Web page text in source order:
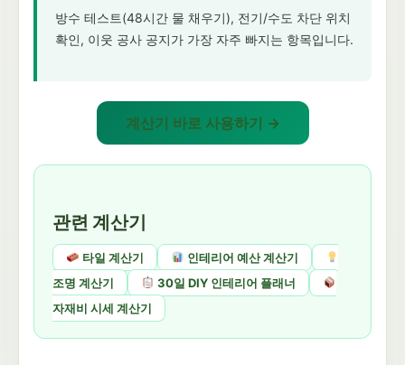
방수 테스트(48시간 물 채우기), 전기/수도 차단 위치
확인, 이웃 공사 공지가 가장 자주 빠지는 항목입니다.
계산기 바로 사용하기 →
관련 계산기
타일 계산기
인테리어 예산 계산기
조명 계산기
30일 DIY 인테리어 플래너
자재비 시세 계산기